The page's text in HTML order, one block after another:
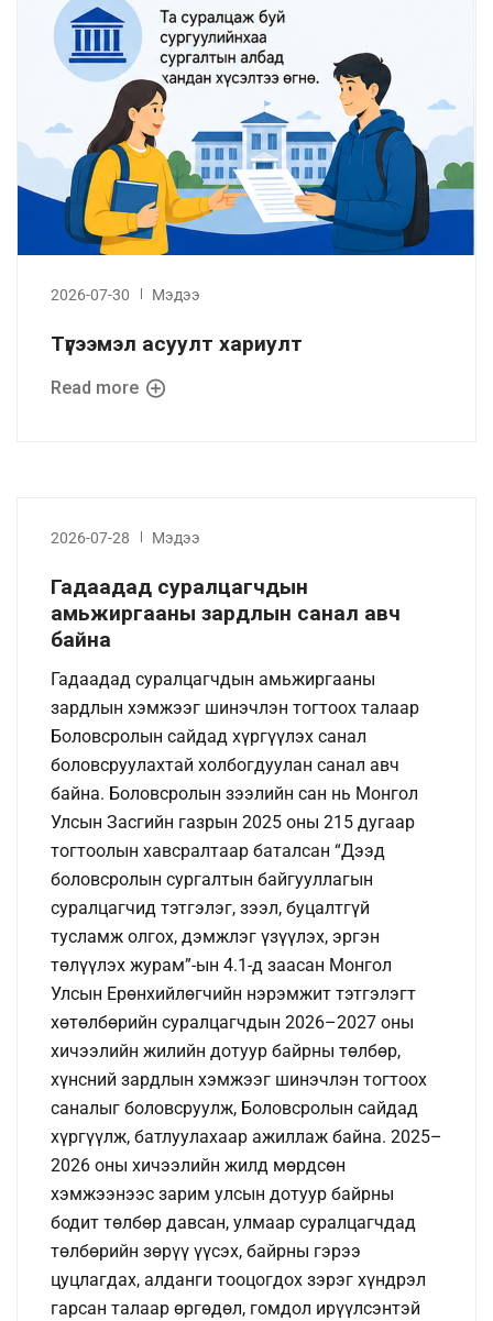
2026-07-30 Мэдээ
Түгээмэл асуулт хариулт
Read more
2026-07-28 Мэдээ
Гадаадад суралцагчдын
амьжиргааны зардлын санал авч
байна
Гадаадад суралцагчдын амьжиргааны
зардлын хэмжээг шинэчлэн тогтоох талаар
Боловсролын сайдад хүргүүлэх санал
боловсруулахтай холбогдуулан санал авч
байна. Боловсролын зээлийн сан нь Монгол
Улсын Засгийн газрын 2025 оны 215 дугаар
тогтоолын хавсралтаар баталсан “Дээд
боловсролын сургалтын байгууллагын
суралцагчид тэтгэлэг, зээл, буцалтгүй
тусламж олгох, дэмжлэг үзүүлэх, эргэн
төлүүлэх журам”-ын 4.1-д заасан Монгол
Улсын Ерөнхийлөгчийн нэрэмжит тэтгэлэгт
хөтөлбөрийн суралцагчдын 2026–2027 оны
хичээлийн жилийн дотуур байрны төлбөр,
хүнсний зардлын хэмжээг шинэчлэн тогтоох
саналыг боловсруулж, Боловсролын сайдад
хүргүүлж, батлуулахаар ажиллаж байна. 2025–
2026 оны хичээлийн жилд мөрдсөн
хэмжээнээс зарим улсын дотуур байрны
бодит төлбөр давсан, улмаар суралцагчдад
төлбөрийн зөрүү үүсэх, байрны гэрээ
цуцлагдах, алданги тооцогдох зэрэг хүндрэл
гарсан талаар өргөдөл, гомдол ирүүлсэнтэй